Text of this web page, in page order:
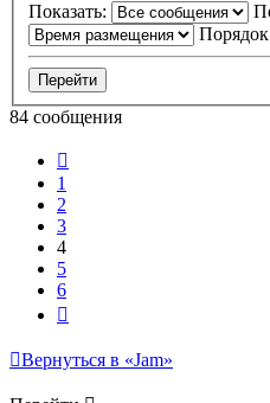
Показать:
84 сообщения
1
2
3
4
5
6
Вернуться в «Jam»